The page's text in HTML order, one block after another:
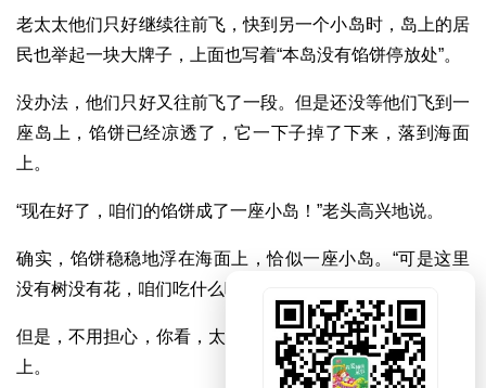
老太太他们只好继续往前飞，快到另一个小岛时，岛上的居
民也举起一块大牌子，上面也写着“本岛没有馅饼停放处”。
没办法，他们只好又往前飞了一段。但是还没等他们飞到一
座岛上，馅饼已经凉透了，它一下子掉了下来，落到海面
上。
“现在好了，咱们的馅饼成了一座小岛！”老头高兴地说。
确实，馅饼稳稳地浮在海面上，恰似一座小岛。“可是这里
没有树没有花，咱们吃什么喝什么呢？”老太太担心地说。
但是，不用担心，你看，太阳很好，阳光暖洋洋地照在馅饼
上。